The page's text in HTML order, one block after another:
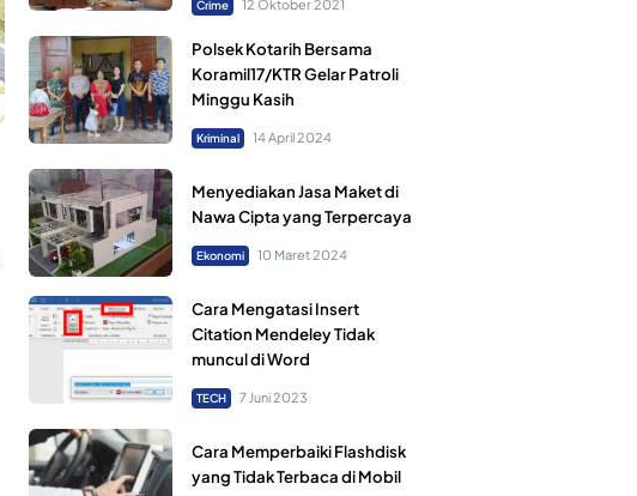
Crime 12 Oktober 2021
Polsek Kotarih Bersama
Koramil17/KTR Gelar Patroli
Minggu Kasih
Kriminal 14 April 2024
Menyediakan Jasa Maket di
Nawa Cipta yang Terpercaya
Ekonomi 10 Maret 2024
Cara Mengatasi Insert
Citation Mendeley Tidak
muncul di Word
TECH 7 Juni 2023
Cara Memperbaiki Flashdisk
yang Tidak Terbaca di Mobil